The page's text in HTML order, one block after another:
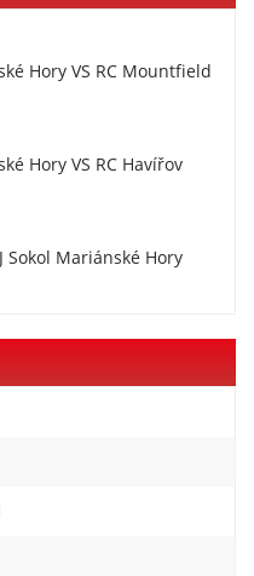
Hory VS RC Mountfield
Hory VS RC Havířov
Sokol Mariánské Hory